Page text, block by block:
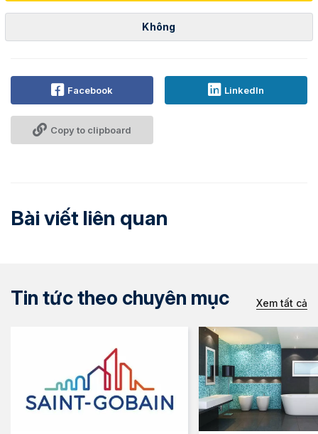
Không
Facebook LinkedIn
Copy to clipboard
Bài viết liên quan
Tin tức theo chuyên mục Xem tất cả